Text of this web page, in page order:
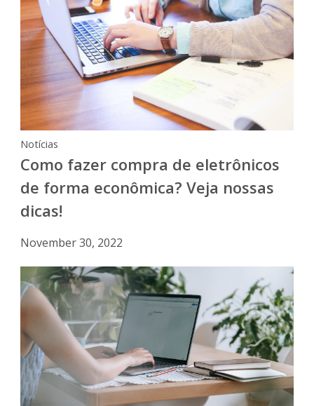
Notícias
Como fazer compra de eletrônicos
de forma econômica? Veja nossas
dicas!
November 30, 2022